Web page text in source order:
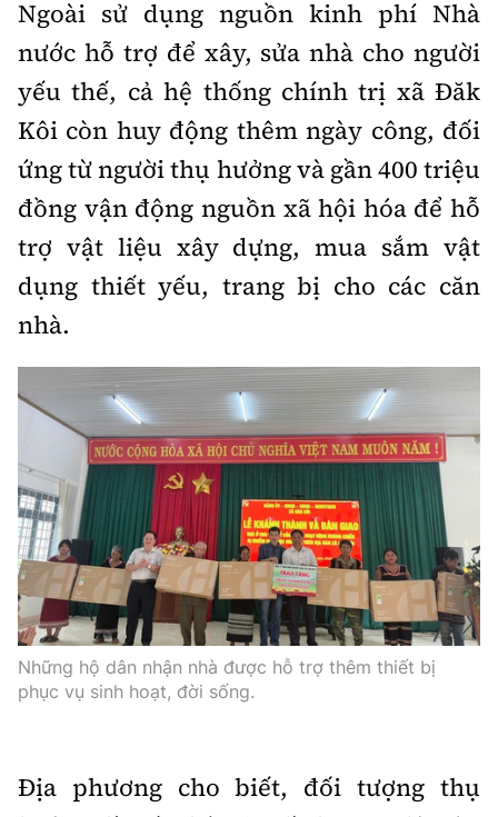
Tổng biên tập: Nguyễn Thị Hồng Nga
Phó Tổng biên tập:Nguyễn Sơn Tùng,
Nguyễn Đức Thắng, La Đức Hùng
Hotline:
Quảng cáo và Phát hành:
0915 057 282
Email:
bandoc@baoxaydung.vn
Cấm sao chép dưới mọi hình thức nếu không có sự
chấp thuận bằng văn bản.
Thông tin tòa
soạn
Ngoài sử dụng nguồn kinh phí Nhà
nước hỗ trợ để xây, sửa nhà cho người
yếu thế, cả hệ thống chính trị xã Đăk
Kôi còn huy động thêm ngày công, đối
ứng từ người thụ hưởng và gần 400 triệu
đồng vận động nguồn xã hội hóa để hỗ
trợ vật liệu xây dựng, mua sắm vật
dụng thiết yếu, trang bị cho các căn
nhà.
Những hộ dân nhận nhà được hỗ trợ thêm thiết bị
phục vụ sinh hoạt, đời sống.
Địa phương cho biết, đối tượng thụ